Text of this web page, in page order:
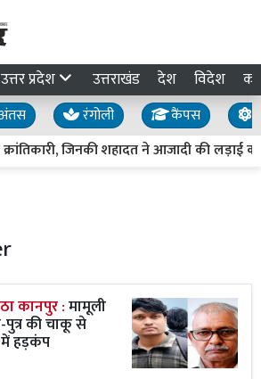
उत्तर प्रदेश उत्तराखंड देश विदेश
रंगोली कैंपस
जिनकी शहादत ने आजादी की लड़ाई को
कानपुर :मामूली
पुत्र की चाकू से
में हड़कंप